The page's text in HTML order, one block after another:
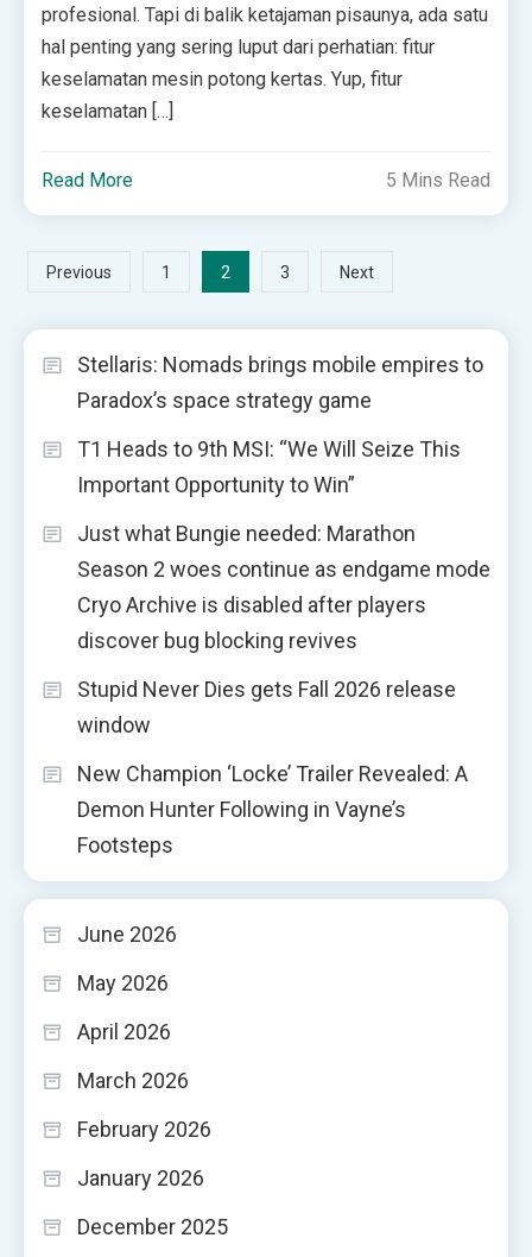
profesional. Tapi di balik ketajaman pisaunya, ada satu
hal penting yang sering luput dari perhatian: fitur
keselamatan mesin potong kertas. Yup, fitur
keselamatan […]
Read More 5 Mins Read
Posts
pagination
Previous 1 2 3 Next
Stellaris: Nomads brings mobile empires to
Paradox’s space strategy game
T1 Heads to 9th MSI: “We Will Seize This
Important Opportunity to Win”
Just what Bungie needed: Marathon
Season 2 woes continue as endgame mode
Cryo Archive is disabled after players
discover bug blocking revives
Stupid Never Dies gets Fall 2026 release
window
New Champion ‘Locke’ Trailer Revealed: A
Demon Hunter Following in Vayne’s
Footsteps
June 2026
May 2026
April 2026
March 2026
February 2026
January 2026
December 2025